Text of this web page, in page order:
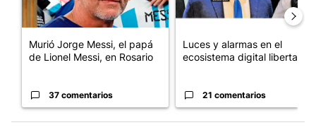
Murió Jorge Messi, el papá
de Lionel Messi, en Rosario
37 comentarios
Luces y alarmas en el
ecosistema digital libertario
21 comentarios